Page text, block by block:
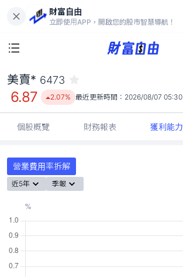
財富自由
立即使用APP，開啟您的股市智慧導航！
6.87
2.07%
美賣* 6473
6.87 2.07% 最近更新時間： 2026/08/07 05:30
個股概覽 財務報表 獲利能力
營業費用率拆解
近5年 季報